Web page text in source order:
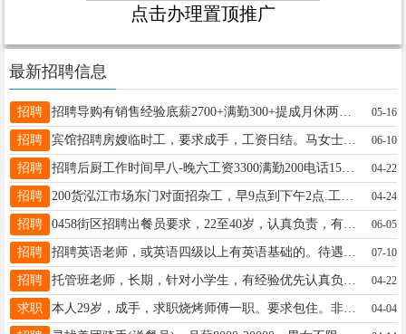
点击办理置顶推广
最新招聘信息
招聘 05-16
招聘 宾馆招聘房嫂临时工，要求成手，工资日结。马女士13895930808 06-10
招聘 招聘后厨工作时间早八-晚六工资3300满勤200电话15246928184王15246928184 04-22
招聘 04-24
招聘 0458街区招聘出餐员要求，22至40岁，认真负责，有团队精神，男女均可薪资，底薪➕满勤➕提成4000以上陈女士13144588880 06-05
招聘 07-10
招聘 04-22
求职 本人29岁，成手，求职烧烤师傅一职。要求包住。非诚勿扰。联系方式:13796513672贾先生13796513672 04-04